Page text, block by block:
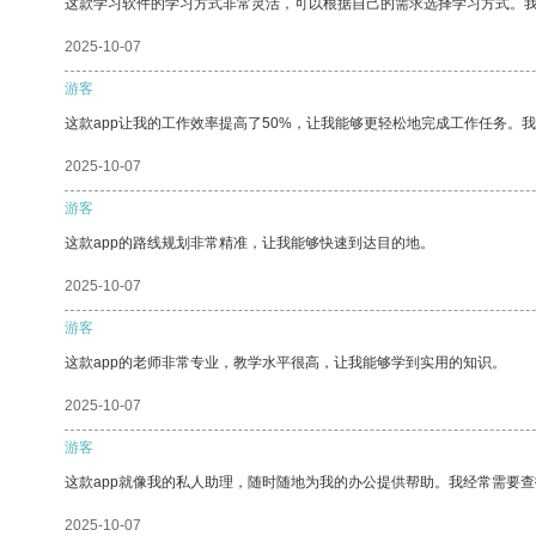
这款学习软件的学习方式非常灵活，可以根据自己的需求选择学习方式。
2025-10-07
游客
这款app让我的工作效率提高了50%，让我能够更轻松地完成工作任务。
2025-10-07
游客
这款app的路线规划非常精准，让我能够快速到达目的地。
2025-10-07
游客
这款app的老师非常专业，教学水平很高，让我能够学到实用的知识。
2025-10-07
游客
这款app就像我的私人助理，随时随地为我的办公提供帮助。我经常需要
2025-10-07